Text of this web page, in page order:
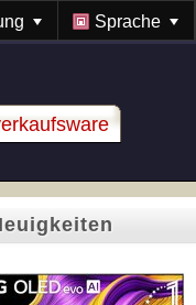
Sprache